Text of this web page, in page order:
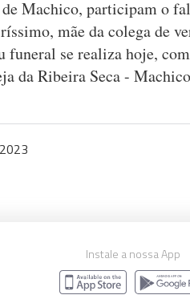
Machico, participam o
mãe da colega de
funeral se realiza hoje,
da Ribeira Seca -
Instale a nossa App